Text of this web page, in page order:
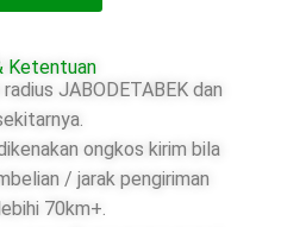
Ketentuan
JABODETABEK dan
ongkos kirim bila
/ jarak pengiriman
70km+.